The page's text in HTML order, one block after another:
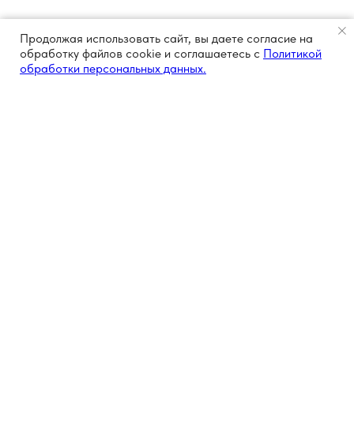
Продолжая использовать сайт, вы даете согласие на
обработку файлов cookie и соглашаетесь с Политикой
обработки персональных данных.